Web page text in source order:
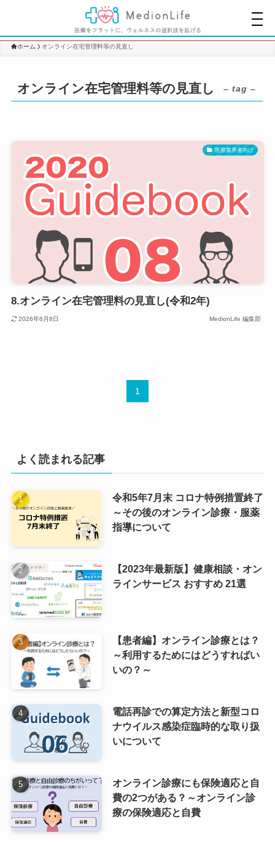
ホーム オンライン在宅管理料等の見直し
オンライン在宅管理料等の見直し – tag –
医療業界者向け
8.オンライン在宅管理料の見直し(令和2年)
2026年6月8日 MedionLife 編集部
1
よく読まれる記事
令和5年7月末 コロナ特例措置終了
～その後のオンライン診療・服薬
指導について
【2023年最新版】健康相談・オン
ラインサービス おすすめ 21選
【患者編】オンライン診療とは？
～利用するためにはどうすればい
いの？～
電話再診での算定方法と新型コロ
ナウイルス感染症臨時的な取り扱
いについて
オンライン診療にも保険適応と自
費の2つがある？～オンライン診
療の保険適応と自費